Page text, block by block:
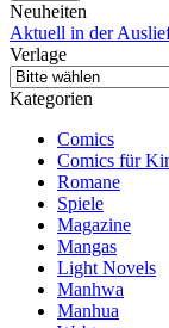
Neuheiten
Aktuell in der
Verlage
Kategorien
Comics
Comics für
Romane
Spiele
Magazine
Mangas
Light Novels
Manhwa
Manhua